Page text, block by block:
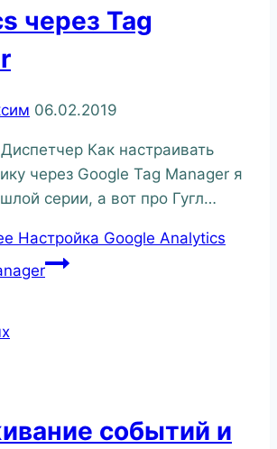
через Tag
06.02.2019
Как настраивать
через Google Tag Manager я
серии, а вот про Гугл…
Настройка Google Analytics
событий и